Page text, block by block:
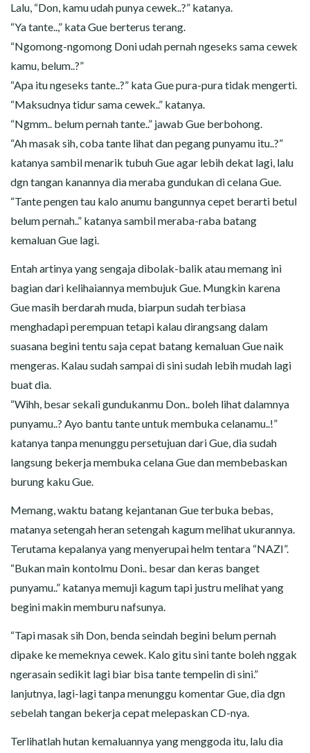
Lalu, “Don, kamu udah punya cewek..?” katanya.
“Ya tante..,” kata Gue berterus terang.
“Ngomong-ngomong Doni udah pernah ngeseks sama cewek
kamu, belum..?”
“Apa itu ngeseks tante..?” kata Gue pura-pura tidak mengerti.
“Maksudnya tidur sama cewek..” katanya.
“Ngmm.. belum pernah tante..” jawab Gue berbohong.
“Ah masak sih, coba tante lihat dan pegang punyamu itu..?”
katanya sambil menarik tubuh Gue agar lebih dekat lagi, lalu
dgn tangan kanannya dia meraba gundukan di celana Gue.
“Tante pengen tau kalo anumu bangunnya cepet berarti betul
belum pernah..” katanya sambil meraba-raba batang
kemaluan Gue lagi.
Entah artinya yang sengaja dibolak-balik atau memang ini
bagian dari kelihaiannya membujuk Gue. Mungkin karena
Gue masih berdarah muda, biarpun sudah terbiasa
menghadapi perempuan tetapi kalau dirangsang dalam
suasana begini tentu saja cepat batang kemaluan Gue naik
mengeras. Kalau sudah sampai di sini sudah lebih mudah lagi
buat dia.
“Wihh, besar sekali gundukanmu Don.. boleh lihat dalamnya
punyamu..? Ayo bantu tante untuk membuka celanamu..!”
katanya tanpa menunggu persetujuan dari Gue, dia sudah
langsung bekerja membuka celana Gue dan membebaskan
burung kaku Gue.
Memang, waktu batang kejantanan Gue terbuka bebas,
matanya setengah heran setengah kagum melihat ukurannya.
Terutama kepalanya yang menyerupai helm tentara “NAZI”.
“Bukan main kontolmu Doni.. besar dan keras banget
punyamu..” katanya memuji kagum tapi justru melihat yang
begini makin memburu nafsunya.
“Tapi masak sih Don, benda seindah begini belum pernah
dipake ke memeknya cewek. Kalo gitu sini tante boleh nggak
ngerasain sedikit lagi biar bisa tante tempelin di sini.”
lanjutnya, lagi-lagi tanpa menunggu komentar Gue, dia dgn
sebelah tangan bekerja cepat melepaskan CD-nya.
Terlihatlah hutan kemaluannya yang menggoda itu, lalu dia